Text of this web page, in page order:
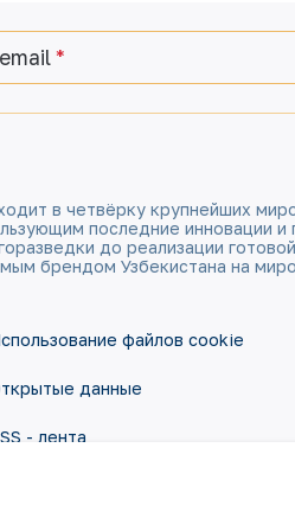
в четвёрку крупнейших
последние инновации
до реализации
брендом Узбекистана на
файлов cookie
данные
- лента